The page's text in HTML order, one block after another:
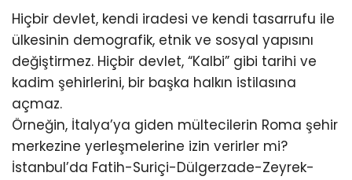
Hiçbir devlet, kendi iradesi ve kendi tasarrufu ile
ülkesinin demografik, etnik ve sosyal yapısını
değiştirmez. Hiçbir devlet, “Kalbi” gibi tarihi ve
kadim şehirlerini, bir başka halkın istilasına
açmaz.
Örneğin, İtalya’ya giden mültecilerin Roma şehir
merkezine yerleşmelerine izin verirler mi?
İstanbul’da Fatih-Suriçi-Dülgerzade-Zeyrek-